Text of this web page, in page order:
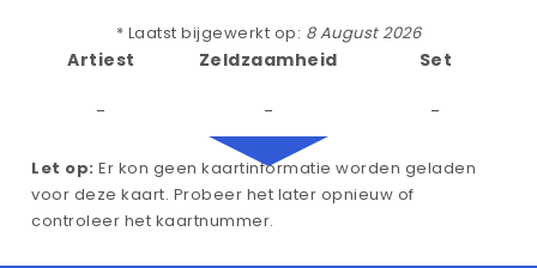
* Laatst bijgewerkt op: 8 August 2026
Artiest
-
Zeldzaamheid
-
Set
-
Let op: Er kon geen kaartinformatie worden geladen
voor deze kaart. Probeer het later opnieuw of
controleer het kaartnummer.